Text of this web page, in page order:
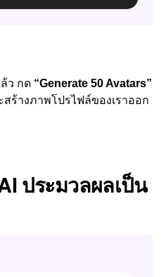
ว กด “Generate 50 Avatars”
สร้างภาพโปรไฟล์ของเราออก
ประมวลผลเป็น